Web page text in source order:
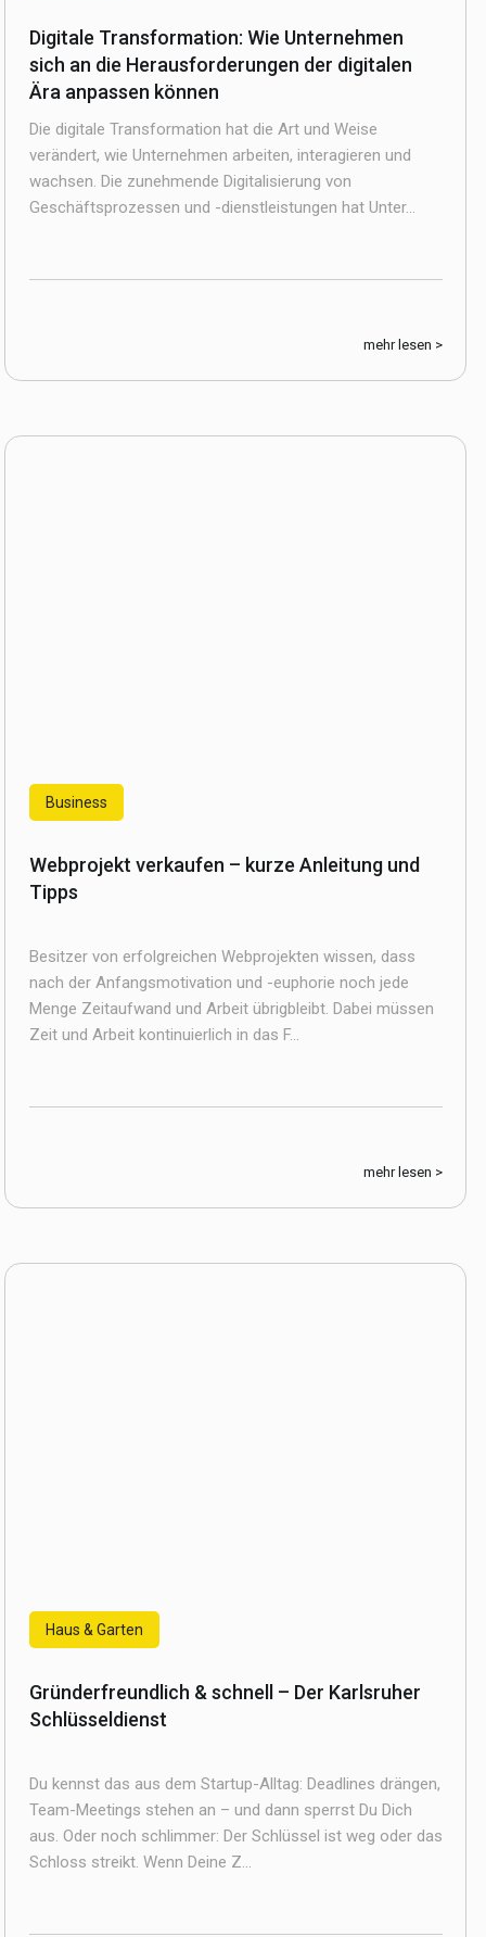
Digitale Transformation: Wie Unternehmen
sich an die Herausforderungen der digitalen
Ära anpassen können
Die digitale Transformation hat die Art und Weise
verändert, wie Unternehmen arbeiten, interagieren und
wachsen. Die zunehmende Digitalisierung von
Geschäftsprozessen und -dienstleistungen hat Unter...
mehr lesen >
Business
Webprojekt verkaufen – kurze Anleitung und
Tipps
Besitzer von erfolgreichen Webprojekten wissen, dass
nach der Anfangsmotivation und -euphorie noch jede
Menge Zeitaufwand und Arbeit übrigbleibt. Dabei müssen
Zeit und Arbeit kontinuierlich in das F...
mehr lesen >
Haus & Garten
Gründerfreundlich & schnell – Der Karlsruher
Schlüsseldienst
Du kennst das aus dem Startup-Alltag: Deadlines drängen,
Team-Meetings stehen an – und dann sperrst Du Dich
aus. Oder noch schlimmer: Der Schlüssel ist weg oder das
Schloss streikt. Wenn Deine Z...